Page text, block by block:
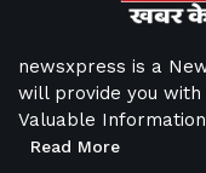
newsxpress is a
will provide you
Valuable
Read More